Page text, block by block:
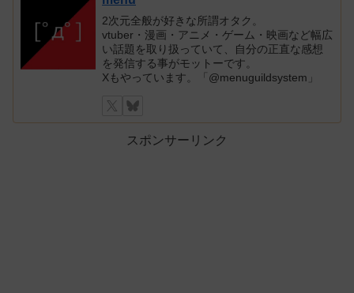
2次元全般が好きな所謂オタク。
vtuber・漫画・アニメ・ゲーム・映画など幅広
い話題を取り扱っていて、自分の正直な感想
を発信する事がモットーです。
Xもやっています。「@menuguildsystem」
スポンサーリンク